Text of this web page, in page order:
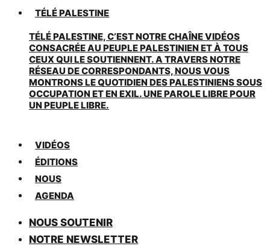
TÉLÉ PALESTINE
TÉLÉ PALESTINE, C’EST NOTRE CHAÎNE VIDÉOS
CONSACRÉE AU PEUPLE PALESTINIEN ET À TOUS
CEUX QUI LE SOUTIENNENT. A TRAVERS NOTRE
RÉSEAU DE CORRESPONDANTS, NOUS VOUS
MONTRONS LE QUOTIDIEN DES PALESTINIENS SOUS
OCCUPATION ET EN EXIL. UNE PAROLE LIBRE POUR
UN PEUPLE LIBRE.
VIDÉOS
ÉDITIONS
NOUS
AGENDA
NOUS SOUTENIR
NOTRE NEWSLETTER